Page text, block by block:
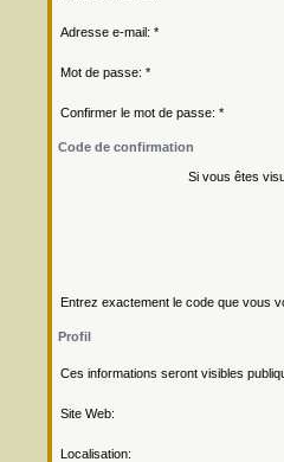
Adresse e-mail: *
Mot de passe: *
Confirmer le mot de passe: *
Code de confirmation
Si vous êtes
Entrez exactement le code que vous
Profil
Ces informations seront visibles
Site Web:
Localisation: